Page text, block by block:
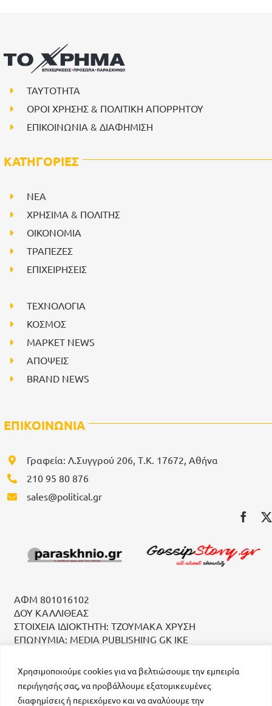
Χρησιμοποιούμε cookies για να βελτιώσουμε την εμπειρία
περιήγησής σας, να προβάλλουμε εξατομικευμένες
διαφημίσεις ή περιεχόμενο και να αναλύουμε την
ΤΑΥΤΟΤΗΤΑ
ΟΡΟΙ ΧΡΗΣΗΣ & ΠΟΛΙΤΙΚΗ ΑΠΟΡΡΗΤΟΥ
ΕΠΙΚΟΙΝΩΝΙΑ & ΔΙΑΦΗΜΙΣΗ
ΚΑΤΗΓΟΡΙΕΣ
NEA
ΧΡΗΣΙΜΑ & ΠΟΛΙΤΗΣ
ΟΙΚΟΝΟΜΙΑ
ΤΡΑΠΕΖΕΣ
ΕΠΙΧΕΙΡΗΣΕΙΣ
ΤΕΧΝΟΛΟΓΙΑ
ΚΟΣΜΟΣ
ΜΑΡΚΕΤ NEWS
ΑΠΟΨΕΙΣ
BRAND NEWS
ΕΠΙΚΟΙΝΩΝΙΑ
Γραφεία: Λ.Συγγρού 206, Τ.Κ. 17672, Αθήνα
210 95 80 876
sales@political.gr
ΑΦΜ 801016102
ΔΟΥ ΚΑΛΛΙΘΕΑΣ
ΣΤΟΙΧΕΙΑ ΙΔΙΟΚΤΗΤΗ: ΤΖΟΥΜΑΚΑ ΧΡΥΣΗ
ΕΠΩΝΥΜΙΑ: MEDIA PUBLISHING GK IKE